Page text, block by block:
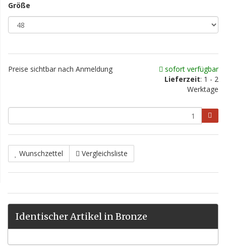
Größe
Preise sichtbar nach Anmeldung
sofort verfügbar
Lieferzeit: 1 - 2
Werktage
Wunschzettel Vergleichsliste
Identischer Artikel in Bronze